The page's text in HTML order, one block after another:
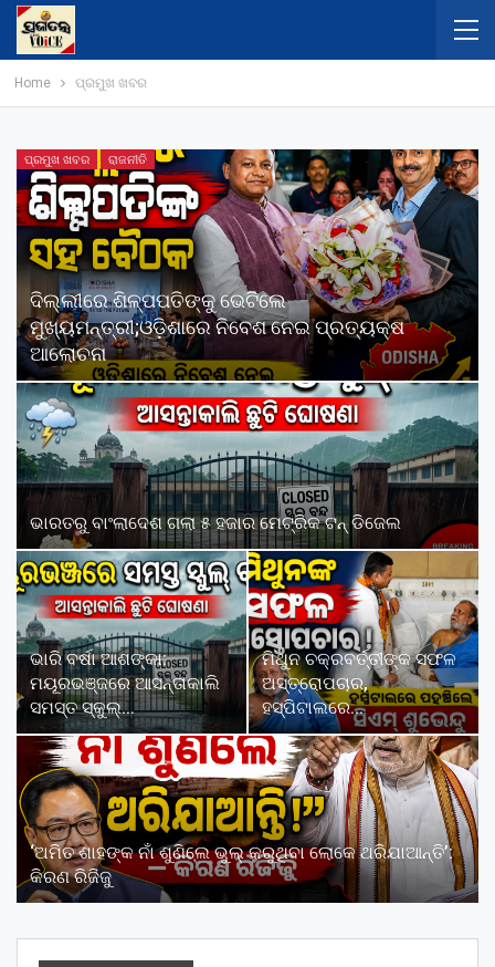
Home ପ୍ରମୁଖ ଖବର
ପ୍ରମୁଖ ଖବର ରାଜନୀତି
ଦିଲ୍ଲୀରେ ଶିଳ୍ପପତିଙ୍କୁ ଭେଟିଲେ
ମୁଖ୍ୟମନ୍ତ୍ରୀ;ଓଡ଼ିଶାରେ ନିବେଶ ନେଇ ପ୍ରତ୍ୟକ୍ଷ
ଆଲୋଚନା
ଭାରତରୁ ବାଂଲାଦେଶ ଗଲା ୫ ହଜାର ମେଟ୍ରିକ ଟନ୍‌ ଡିଜେଲ
ଭାରି ବର୍ଷା ଆଶଙ୍କା:
ମୟୂରଭଞ୍ଜରେ ଆସନ୍ତାକାଲି
ସମସ୍ତ ସ୍କୁଲ୍…
ମିଥୁନ ଚକ୍ରବର୍ତ୍ତୀଙ୍କ ସଫଳ
ଅସ୍ତ୍ରୋପଚାର,
ହସ୍ପିଟାଲରେ…
‘ଅମିତ ଶାହଙ୍କ ନାଁ ଶୁଣିଲେ ଭୁଲ୍‌ କରୁଥିବା ଲୋକେ ଥରିଯାଆନ୍ତି’:
କିରଣ ରିଜିଜୁ